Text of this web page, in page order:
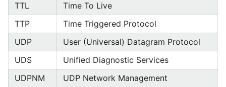
TTL
Time To Live
TTP
Time Triggered Protocol
UDP
User (Universal) Datagram Protocol
UDS
Unified Diagnostic Services
UDPNM
UDP Network Management